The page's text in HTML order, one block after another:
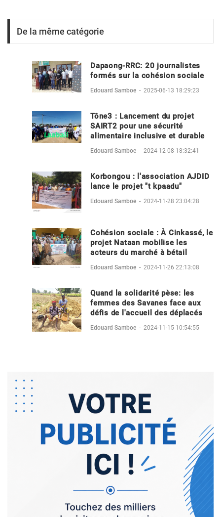
De la même catégorie
Dapaong-RRC: 20 journalistes
formés sur la cohésion sociale
Edouard Samboe - 2025-06-13 18:29:23
Tône3 : Lancement du projet
SAIRT2 pour une sécurité
alimentaire inclusive et durable
Edouard Samboe - 2024-12-08 18:32:41
Korbongou : l'association AJDID
lance le projet "t kpaadu"
Edouard Samboe - 2024-11-28 23:04:28
Cohésion sociale : À Cinkassé, le
projet Nataan mobilise les
acteurs du marché à bétail
Edouard Samboe - 2024-11-26 22:13:08
Quand la solidarité pèse: les
femmes des Savanes face aux
défis de l'accueil des déplacés
Edouard Samboe - 2024-11-15 10:54:55